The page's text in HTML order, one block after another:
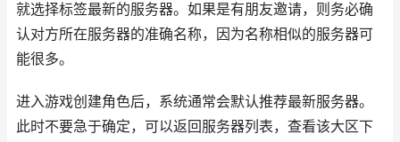
就选择标签最新的服务器。如果是有朋友邀请，则务必确
认对方所在服务器的准确名称，因为名称相似的服务器可
能很多。
进入游戏创建角色后，系统通常会默认推荐最新服务器。
此时不要急于确定，可以返回服务器列表，查看该大区下